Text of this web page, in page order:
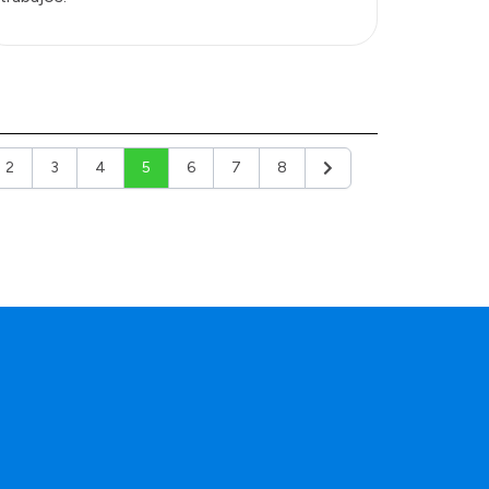
2 3 4 5 6 7 8 Siguiente